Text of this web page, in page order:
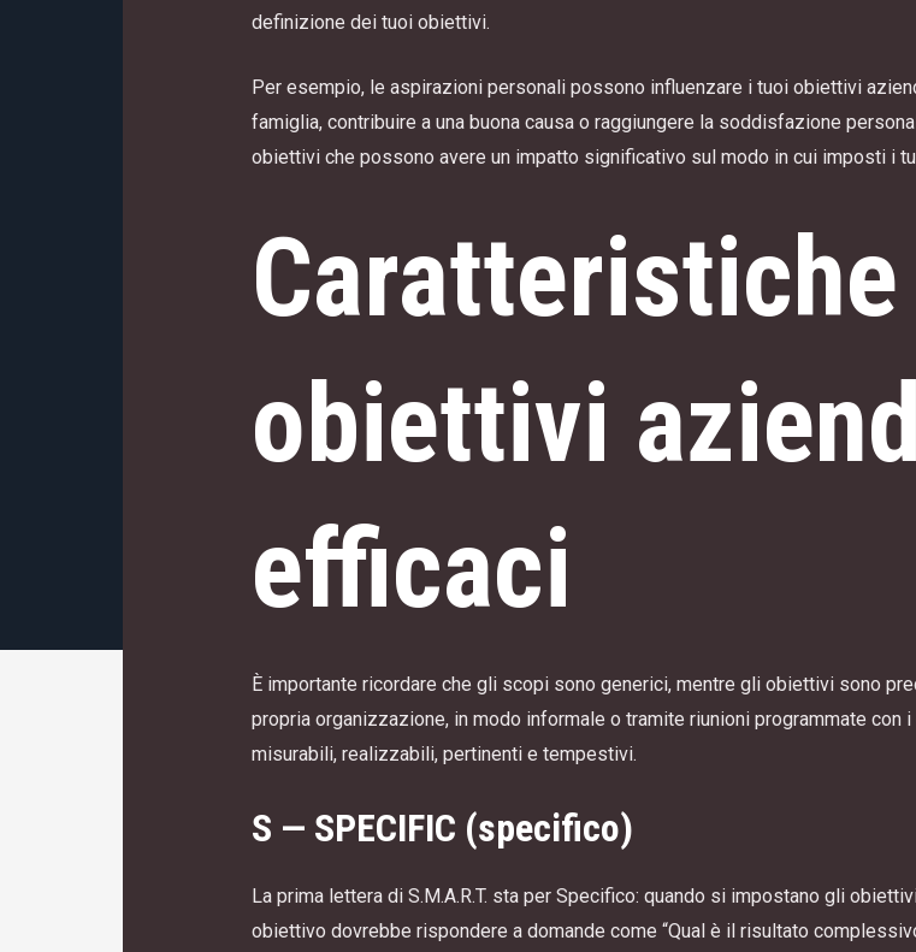
definizione dei tuoi obiettivi.
Per esempio, le aspirazioni personali possono influenzare i tuoi obiettivi
famiglia, contribuire a una buona causa o raggiungere la soddisfazione
obiettivi che possono avere un impatto significativo sul modo in cui imposti i
obiettivi
efficaci
È importante ricordare che gli scopi sono generici, mentre gli obiettivi sono
propria organizzazione, in modo informale o tramite riunioni programmate con
misurabili, realizzabili, pertinenti e tempestivi.
S — SPECIFIC (specifico)
La prima lettera di S.M.A.R.T. sta per Specifico: quando si impostano gli
obiettivo dovrebbe rispondere a domande come “Qual è il risultato